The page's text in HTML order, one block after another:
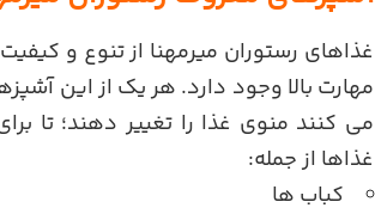
غذاهای رستوران میرمهنا از تنوع و
مهارت بالا وجود دارد. هر یک از این
می کنند منوی غذا را تغییر دهند؛ تا
غذاها از جمله:
کباب ها